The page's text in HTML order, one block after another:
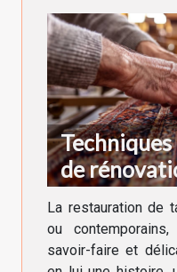
de
anciens et
La restauration de
ou
savoir-faire et